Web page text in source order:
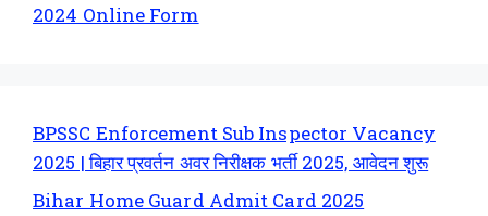
2024 Online Form
BPSSC Enforcement Sub Inspector Vacancy
2025 | बिहार प्रवर्तन अवर निरीक्षक भर्ती 2025, आवेदन शुरू
Bihar Home Guard Admit Card 2025